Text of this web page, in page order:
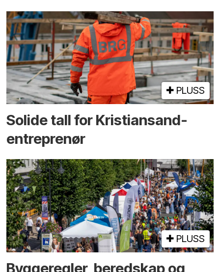
PLUSS
Solide tall for Kristiansand-
entreprenør
PLUSS
Bygge­regler, beredskap og